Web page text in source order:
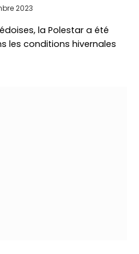
2023
la Polestar a été
les conditions hivernales